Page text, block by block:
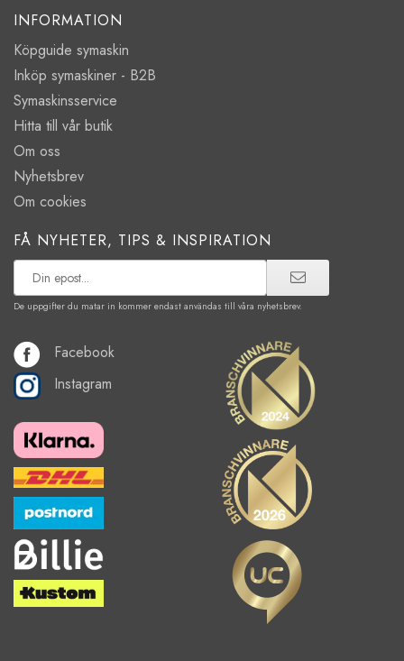
INFORMATION
Köpguide symaskin
Inköp symaskiner - B2B
Symaskinsservice
Hitta till vår butik
Om oss
Nyhetsbrev
Om cookies
FÅ NYHETER, TIPS & INSPIRATION
De uppgifter du matar in kommer endast användas till våra nyhetsbrev.
Facebook
Instagram